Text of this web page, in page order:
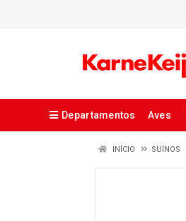
Departamentos Aves
INÍCIO SUÍNOS